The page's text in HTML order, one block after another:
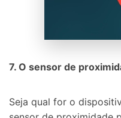
7. O sensor de
Seja qual for o